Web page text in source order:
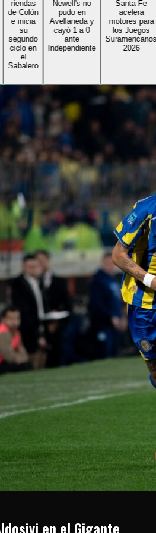
riendas
de Colón
inicia
segundo
ciclo en
Sabalero
Newell's no
pudo en
Avellaneda y
cayó 1 a 0
ante
Independiente
Santa Fe
acelera
motores para
los Juegos
Suramericanos
2026
en el Gigante